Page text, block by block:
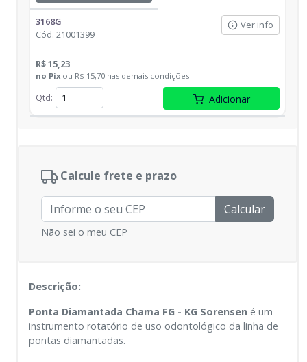
3168G
Cód. 21001399
Ver info
R$ 15,23
no Pix ou R$ 15,70 nas demais condições
Qtd: Adicionar
Calcule frete e prazo
Calcular
Não sei o meu CEP
Descrição:
Ponta Diamantada Chama FG - KG Sorensen é um
instrumento rotatório de uso odontológico da linha de
pontas diamantadas.